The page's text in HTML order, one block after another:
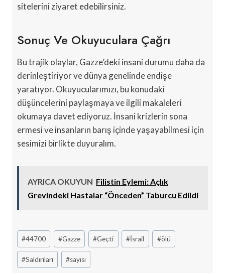
sitelerini ziyaret edebilirsiniz.
Sonuç Ve Okuyuculara Çağrı
Bu trajik olaylar, Gazze’deki insani durumu daha da
derinleştiriyor ve dünya genelinde endişe
yaratıyor. Okuyucularımızı, bu konudaki
düşüncelerini paylaşmaya ve ilgili makaleleri
okumaya davet ediyoruz. İnsani krizlerin sona
ermesi ve insanların barış içinde yaşayabilmesi için
sesimizi birlikte duyuralım.
AYRICA OKUYUN Filistin Eylemi: Açlık
Grevindeki Hastalar “Önceden” Taburcu Edildi
Post
Tags:
#44700 #Gazze #Geçti #İsrail #ölü
#Saldırıları #sayısı